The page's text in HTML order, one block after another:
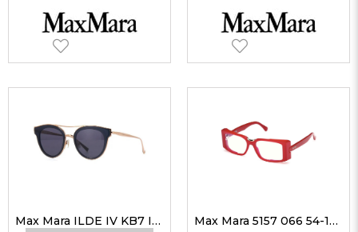
Max Mara ILDE IV KB7 IR 48 Max Mara Güneş Gözlüğü Max Mara 5157 066 54-16 Kadın Optik Gözlükler